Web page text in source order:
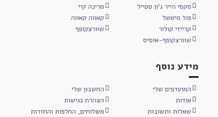
סקסי הייר ג'ון סטייל
סרינה קיי
פול מיטשל
קאווה קאווה
קרייזי קולור
שוורצקופף
שוורצקופף-אוסיס
מידע נוסף
המועדפים שלי
החשבון שלי
אודות
הצהרת נגישות
שאלות ותשובות
משלוחים, החלפות והחזרות